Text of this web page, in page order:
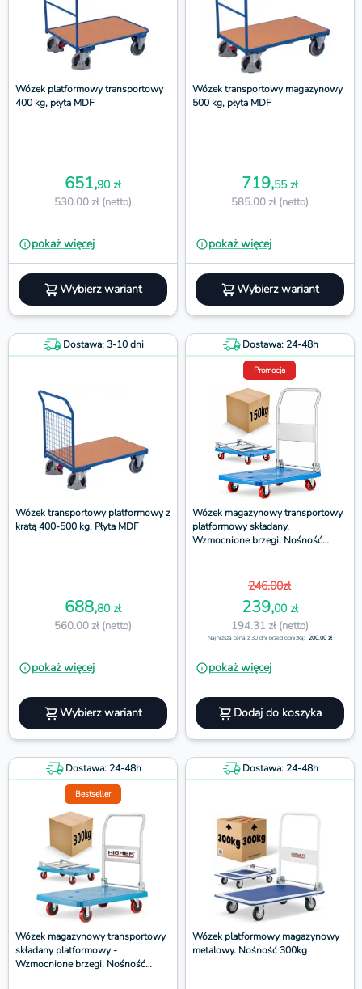
Wózek platformowy transportowy
400 kg, płyta MDF
651,90 zł
530.00 zł (netto)
pokaż więcej
Wybierz wariant
Wózek transportowy magazynowy
500 kg, płyta MDF
719,55 zł
585.00 zł (netto)
pokaż więcej
Wybierz wariant
Dostawa: 3-10 dni
Wózek transportowy platformowy z
kratą 400-500 kg. Płyta MDF
688,80 zł
560.00 zł (netto)
pokaż więcej
Wybierz wariant
Dostawa: 24-48h
Promocja
Wózek magazynowy transportowy
platformowy składany,
Wzmocnione brzegi. Nośność
246.00zł
239,00 zł
194.31 zł (netto)
Najniższa cena z 30 dni przed obniżką: 200.00 zł
pokaż więcej
Dodaj do koszyka
Dostawa: 24-48h
Bestseller
Wózek magazynowy transportowy
składany platformowy -
Wzmocnione brzegi. Nośność
Dostawa: 24-48h
Wózek platformowy magazynowy
metalowy. Nośność 300kg